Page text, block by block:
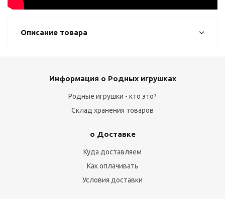
Описание товара
Информация о Родных игрушках
Родные игрушки - кто это?
Склад хранения товаров
о Доставке
Куда доставляем
Как оплачивать
Условия доставки